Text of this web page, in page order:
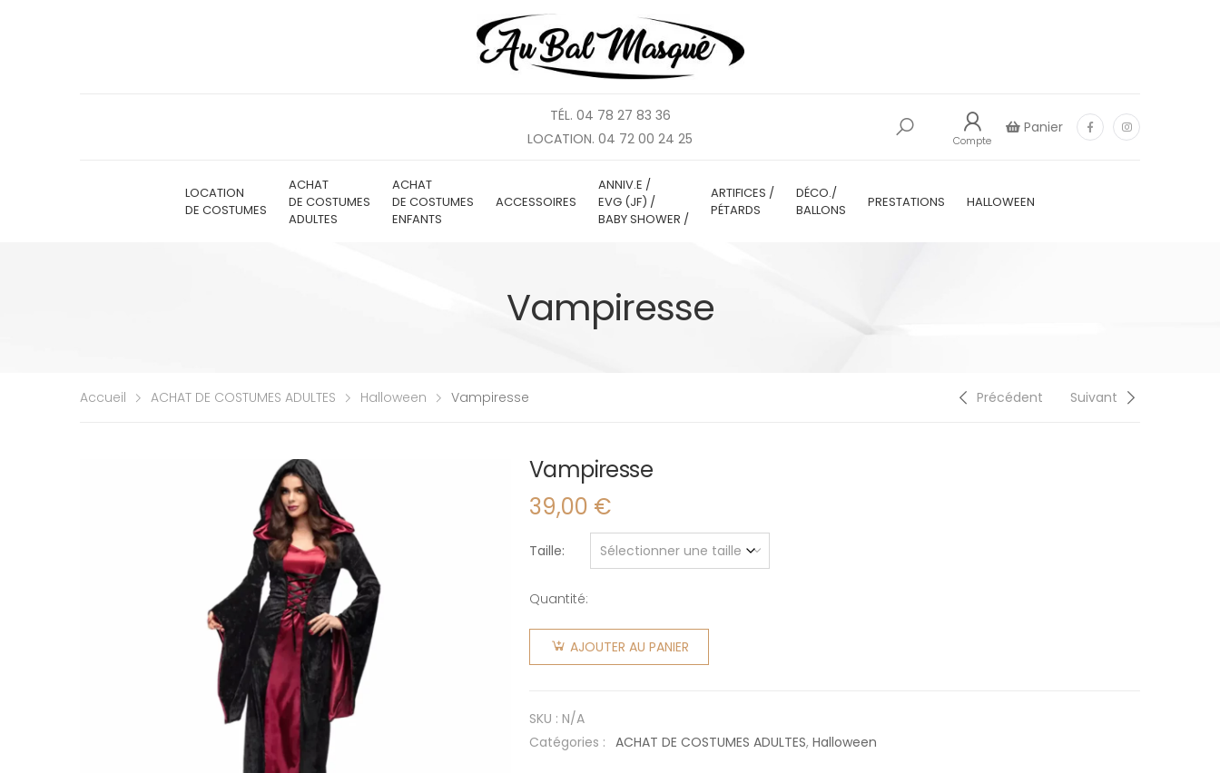
TÉL. 04 78 27 83 36
LOCATION. 04 72 00 24 25
Compte
Panier
LOCATION
DE COSTUMES
ACHAT
DE COSTUMES
ADULTES
ACHAT
DE COSTUMES
ENFANTS
ACCESSOIRES
ANNIV.E /
EVG (JF) /
BABY SHOWER /
ARTIFICES /
PÉTARDS
DÉCO./
BALLONS
PRESTATIONS HALLOWEEN
Vampiresse
Accueil ACHAT DE COSTUMES ADULTES Halloween Vampiresse Précédent Suivant
Vampiresse
39,00 €
Taille
Quantité:
quantité
de
Vampiresse
AJOUTER AU PANIER
SKU : N/A
Catégories : ACHAT DE COSTUMES ADULTES, Halloween